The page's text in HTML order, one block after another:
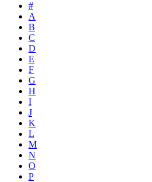
#
A
B
C
D
E
F
G
H
I
J
K
L
M
N
O
P